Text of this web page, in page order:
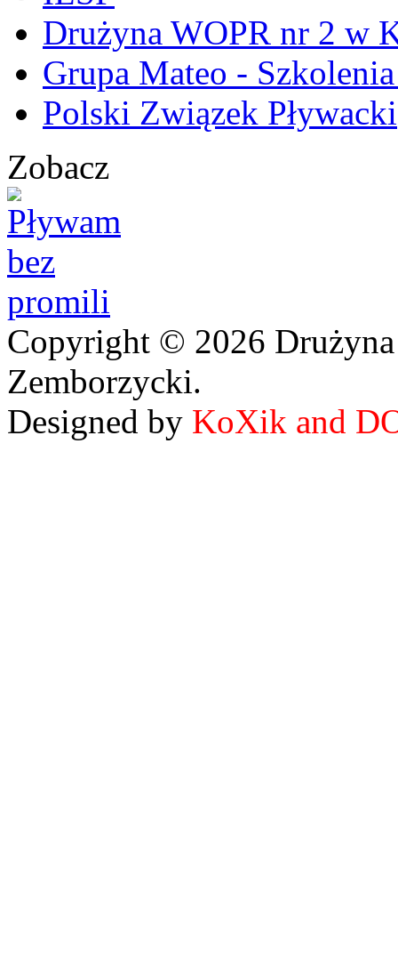
Drużyna WOPR nr 2 w
Grupa Mateo -
Polski Związek Pływacki
Zobacz
Copyright © 2026
Zemborzycki.
Designed by KoXik and